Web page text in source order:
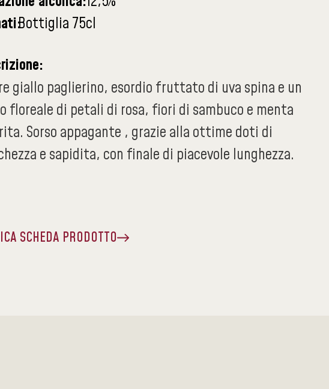
Bottiglia 75cl
giallo paglierino, esordio fruttato di uva spina e un
floreale di petali di rosa, fiori di sambuco e menta
Sorso appagante , grazie alla ottime doti di
e sapidita, con finale di piacevole lunghezza.
SCHEDA PRODOTTO